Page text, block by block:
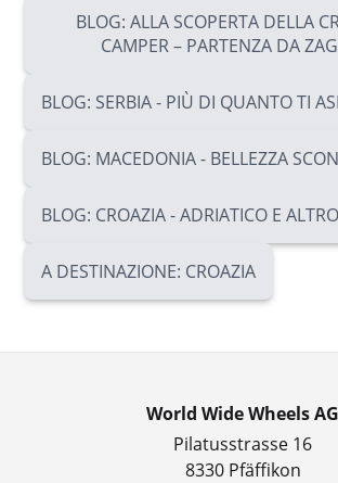
BLOG: ALLA SCOPERTA DELLA
CAMPER – PARTENZA DA
BLOG: SERBIA - PIÙ DI QUANTO TI
BLOG: MACEDONIA - BELLEZZA
BLOG: CROAZIA - ADRIATICO E ALTRO
A DESTINAZIONE: CROAZIA
World Wide Wheels AG
Pilatusstrasse 16
8330 Pfäffikon